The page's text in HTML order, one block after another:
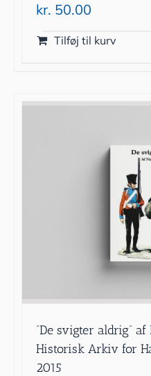
kr. 50.00
Tilføj til kurv
”De svigter aldrig”
Historisk Arkiv for
2015